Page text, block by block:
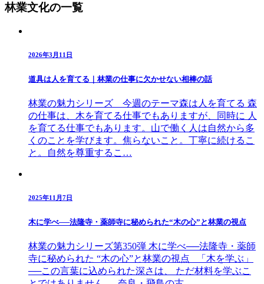
林業文化の一覧
2026年3月11日
道具は人を育てる｜林業の仕事に欠かせない相棒の話
林業の魅力シリーズ 今週のテーマ森は人を育てる 森
の仕事は、木を育てる仕事でもありますが、同時に 人
を育てる仕事でもあります。山で働く人は自然から多
くのことを学びます。焦らないこと。丁寧に続けるこ
と。自然を尊重するこ…
2025年11月7日
木に学べ──法隆寺・薬師寺に秘められた“木の心”と林業の視点
林業の魅力シリーズ第350弾 木に学べ──法隆寺・薬師
寺に秘められた “木の心”と林業の視点 「木を学ぶ」
──この言葉に込められた深さは、 ただ材料を学ぶこ